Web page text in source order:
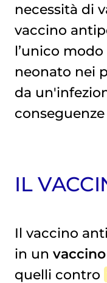
necessità di
vaccino
l’unico
neonato nei
da
IL
Il vaccino
in un
quelli contro